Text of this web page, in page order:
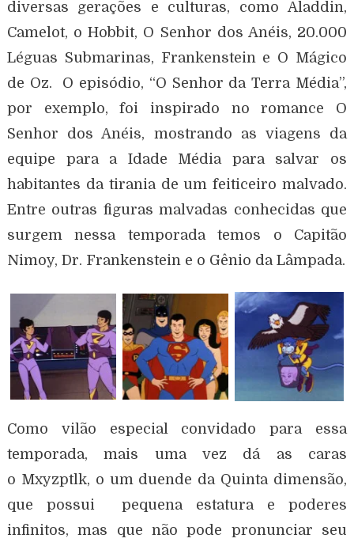
diversas gerações e culturas, como Aladdin,
Camelot, o Hobbit, O Senhor dos Anéis, 20.000
Léguas Submarinas, Frankenstein e O Mágico
de Oz. O episódio, “O Senhor da Terra Média”,
por exemplo, foi inspirado no romance O
Senhor dos Anéis, mostrando as viagens da
equipe para a Idade Média para salvar os
habitantes da tirania de um feiticeiro malvado.
Entre outras figuras malvadas conhecidas que
surgem nessa temporada temos o Capitão
Nimoy, Dr. Frankenstein e o Gênio da Lâmpada.
Como vilão especial convidado para essa
temporada, mais uma vez dá as caras
o Mxyzptlk, o um duende da Quinta dimensão,
que possui pequena estatura e poderes
infinitos, mas que não pode pronunciar seu